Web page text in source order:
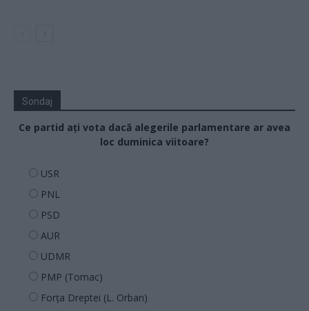
Sondaj
Ce partid ați vota dacă alegerile parlamentare ar avea
loc duminica viitoare?
USR
PNL
PSD
AUR
UDMR
PMP (Tomac)
Forța Dreptei (L. Orban)